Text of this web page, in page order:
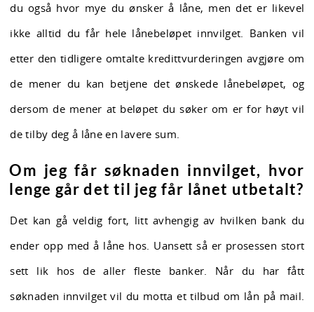
du også hvor mye du ønsker å låne, men det er likevel
ikke alltid du får hele lånebeløpet innvilget. Banken vil
etter den tidligere omtalte kredittvurderingen avgjøre om
de mener du kan betjene det ønskede lånebeløpet, og
dersom de mener at beløpet du søker om er for høyt vil
de tilby deg å låne en lavere sum.
Om jeg får søknaden innvilget, hvor
lenge går det til jeg får lånet utbetalt?
Det kan gå veldig fort, litt avhengig av hvilken bank du
ender opp med å låne hos. Uansett så er prosessen stort
sett lik hos de aller fleste banker. Når du har fått
søknaden innvilget vil du motta et tilbud om lån på mail.